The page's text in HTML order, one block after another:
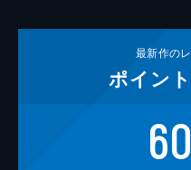
最新作の
ポイント